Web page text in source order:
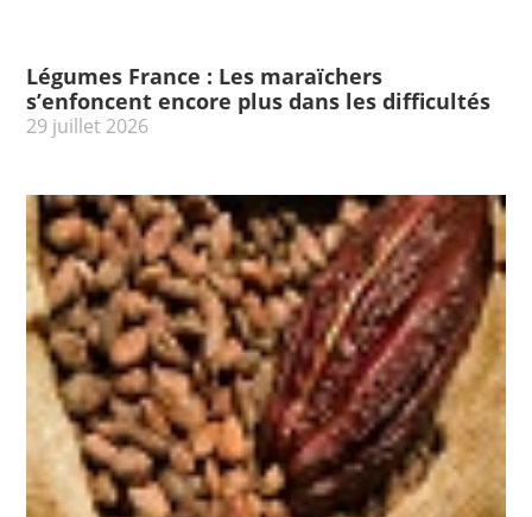
Légumes France : Les maraïchers
s’enfoncent encore plus dans les difficultés
29 juillet 2026